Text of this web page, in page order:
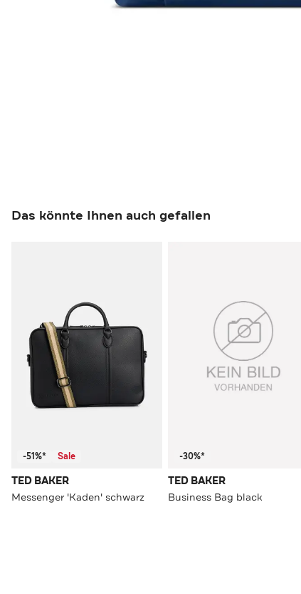
Das könnte Ihnen auch gefallen
-51%* Sale
TED BAKER
Messenger 'Kaden' schwarz
-30%*
TED BAKER
Business Bag black